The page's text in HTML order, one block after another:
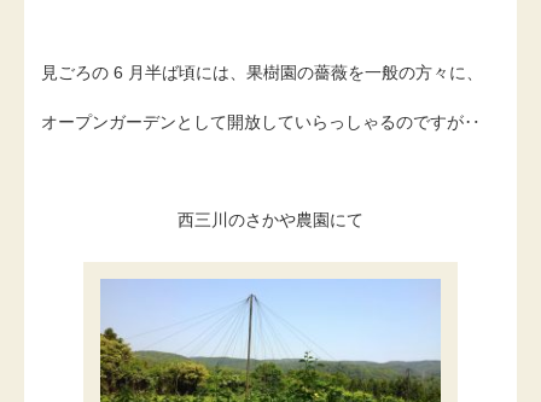
見ごろの 6 月半ば頃には、果樹園の薔薇を一般の方々に、
オープンガーデンとして開放していらっしゃるのですが‥
西三川のさかや農園にて